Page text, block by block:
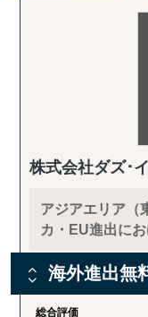
株式会社ダズ･
アジアエリア（
カ・EU進出に
ご利用企業からの
総合評価
海外進出無